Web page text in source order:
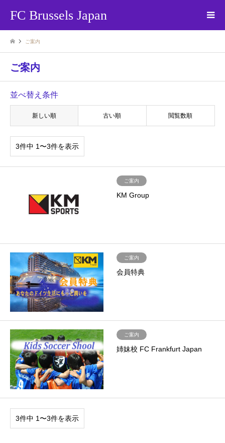
FC Brussels Japan
ご案内
ご案内
並べ替え条件
新しい順 古い順 閲覧数順
3件中 1〜3件を表示
ご案内
KM Group
ご案内
会員特典
ご案内
姉妹校 FC Frankfurt Japan
3件中 1〜3件を表示